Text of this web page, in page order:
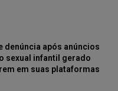
denúncia após anúncios
sexual infantil gerado
em suas plataformas